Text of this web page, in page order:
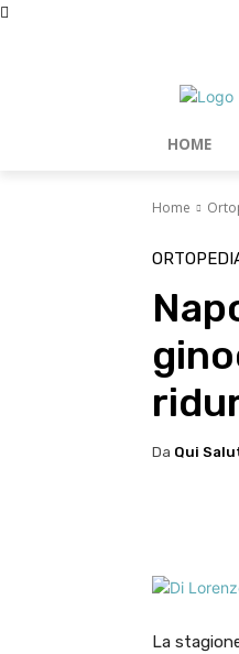
HOME
Home
Da Qui
La